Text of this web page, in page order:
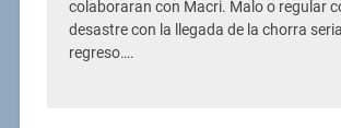
colaboraran con Macri. Malo o regular
desastre con la llegada de la chorra
regreso….